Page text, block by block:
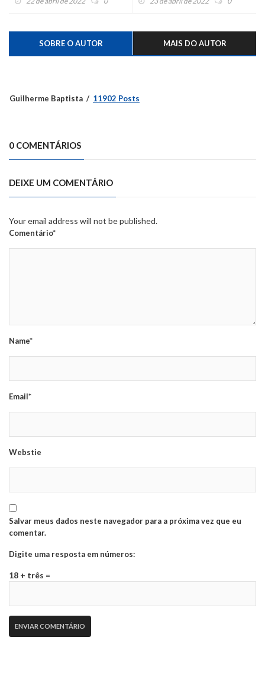
SOBRE O AUTOR MAIS DO AUTOR
Guilherme Baptista 11902 Posts
0 COMENTÁRIOS
DEIXE UM COMENTÁRIO
Your email address will not be published.
Comentário*
Name*
Email*
Webstie
Salvar meus dados neste navegador para a próxima vez que eu
comentar.
Digite uma resposta em números:
18 + três =